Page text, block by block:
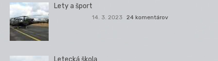
Lety a šport
14. 3. 2023 24 komentárov